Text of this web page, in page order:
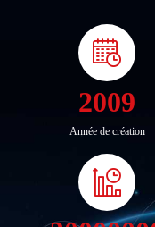
2009
Année de création